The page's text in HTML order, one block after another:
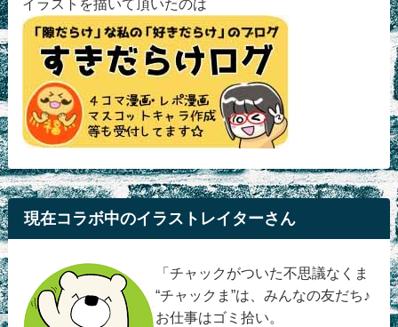
イラストを描いて頂いたのは
現在コラボ中のイラストレイターさん
「チャックがついた不思議なくま
“チャックま”は、みんなの友だち♪
お仕事はゴミ拾い。